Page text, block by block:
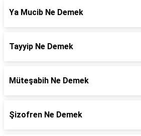
Ya Mucib Ne Demek
Tayyip Ne Demek
Müteşabih Ne Demek
Şizofren Ne Demek